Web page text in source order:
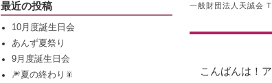
一般財団法人天誠会
こんばんは！
最近の投稿
10月度誕生日会
あんず夏祭り
9月度誕生日会
🎆夏の終わり🎇